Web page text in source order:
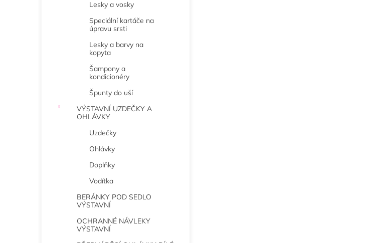
Lesky a vosky
Speciální kartáče na
úpravu srsti
Lesky a barvy na
kopyta
Šampony a
kondicionéry
Špunty do uší
VÝSTAVNÍ UZDEČKY A
OHLÁVKY
Uzdečky
Ohlávky
Doplňky
Vodítka
BERÁNKY POD SEDLO
VÝSTAVNÍ
OCHRANNÉ NÁVLEKY
VÝSTAVNÍ